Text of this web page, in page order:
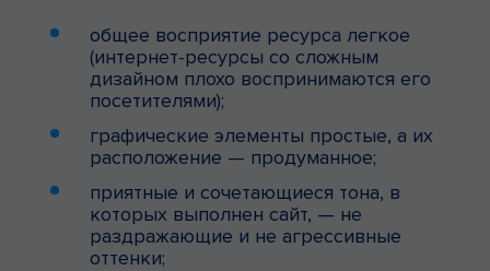
общее восприятие ресурса легкое
(интернет-ресурсы со сложным
дизайном плохо воспринимаются его
посетителями);
графические элементы простые, а их
расположение — продуманное;
приятные и сочетающиеся тона, в
которых выполнен сайт, — не
раздражающие и не агрессивные
оттенки;